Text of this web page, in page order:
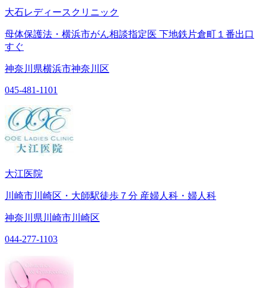
大石レディースクリニック
母体保護法・横浜市がん相談指定医 下地鉄片倉町１番出口
すぐ
神奈川県横浜市神奈川区
045-481-1101
大江医院
川崎市川崎区・大師駅徒歩７分 産婦人科・婦人科
神奈川県川崎市川崎区
044-277-1103